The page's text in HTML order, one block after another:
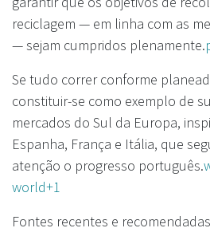
reciclagem — em linha com as
— sejam cumpridos plenamente.
Se tudo correr conforme
constituir-se como exemplo de
mercados do Sul da Europa,
Espanha, França e Itália, que
atenção o progresso português.
world+1
Fontes recentes e